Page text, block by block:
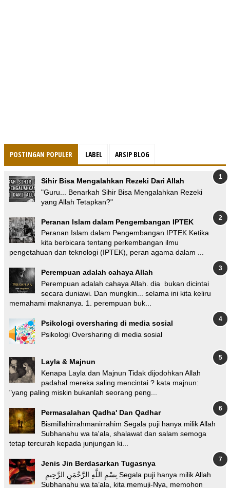
POSTINGAN POPULER LABEL ARSIP BLOG
Sihir Bisa Mengalahkan Rezeki Dari Allah
"Guru... Benarkah Sihir Bisa Mengalahkan Rezeki
yang Allah Tetapkan?"
Peranan Islam dalam Pengembangan IPTEK
Peranan Islam dalam Pengembangan IPTEK Ketika
kita berbicara tentang perkembangan ilmu
pengetahuan dan teknologi (IPTEK), peran agama dalam ...
Perempuan adalah cahaya Allah
Perempuan adalah cahaya Allah. dia bukan dicintai
secara duniawi. Dan mungkin... selama ini kita keliru
memahami maknanya. 1. perempuan buk...
Psikologi oversharing di media sosial
Psikologi Oversharing di media sosial
Layla & Majnun
Kenapa Layla dan Majnun Tidak dijodohkan Allah
padahal mereka saling mencintai ? kata majnun:
"yang paling miskin bukanlah seorang peng...
Permasalahan Qadha' Dan Qadhar
Bismillahirrahmanirrahim Segala puji hanya milik Allah
Subhanahu wa ta'ala, shalawat dan salam semoga
tetap tercurah kepada junjungan ki...
Jenis Jin Berdasarkan Tugasnya
Subhanahu wa ta’ala, kita memuji-Nya, memohon